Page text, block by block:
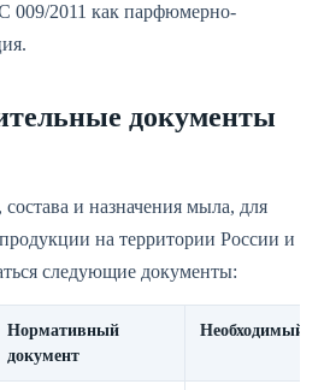
009/2011 как парфюмерно-
документы
и назначения мыла, для
на территории России и
следующие документы:
Нормативный
документ
Необходимый